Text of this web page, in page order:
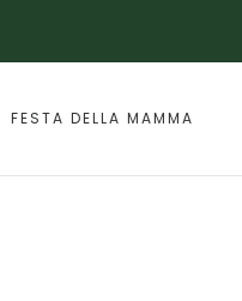
FESTA DELLA MAMMA